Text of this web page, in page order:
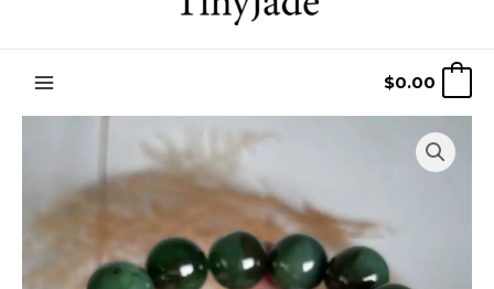
$0.00